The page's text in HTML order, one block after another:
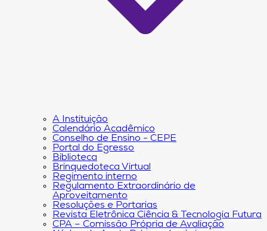
A Instituição
Calendário Acadêmico
Conselho de Ensino - CEPE
Portal do Egresso
Biblioteca
Brinquedoteca Virtual
Regimento interno
Regulamento Extraordinário de
Aproveitamento
Resoluções e Portarias
Revista Eletrônica Ciência & Tecnologia Futura
CPA – Comissão Própria de Avaliação